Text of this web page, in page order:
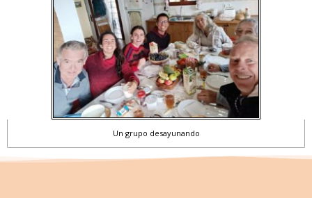
Un grupo desayunando